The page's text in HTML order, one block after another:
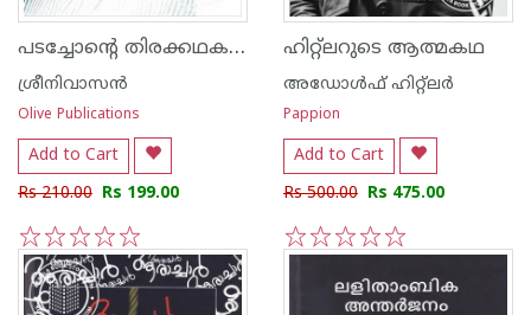
പടച്ചോന്‍റെ തിരക്കഥകള്‍
ശ്രീനിവാസന്‍
Olive Publications
Add to Cart
Rs 210.00 Rs 199.00
5
4
3
2
1
ഹിറ്റ്ലറുടെ ആത്മകഥ
അഡോള്‍ഫ് ഹിറ്റ്ലര്‍
Pappion
Add to Cart
Rs 500.00 Rs 475.00
5
4
3
2
1